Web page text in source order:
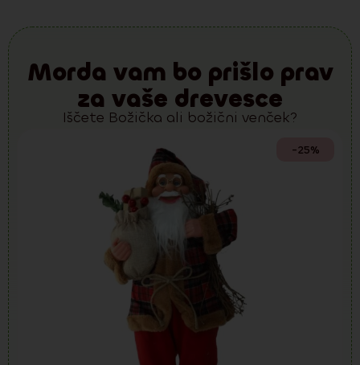
Morda vam bo prišlo prav
za vaše drevesce
Iščete Božička ali božični venček?
-25%